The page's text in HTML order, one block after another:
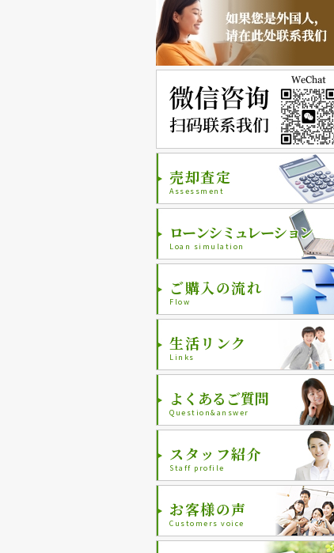
売却査定
Assessment
ローンシミュレーション
Loan simulation
ご購入の流れ
Flow
生活リンク
Links
よくあるご質問
Question&answer
スタッフ紹介
Staff profile
お客様の声
Customers voice